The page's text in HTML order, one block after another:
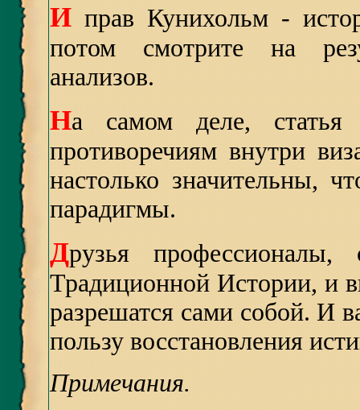
И прав Кунихольм -
потом смотрите на
анализов.
На самом деле, статья
противоречиям внутри
настолько значительны,
парадигмы.
Друзья профессионалы,
Традиционной Истории, и
разрешатся сами собой. И
пользу восстановления
Примечания.